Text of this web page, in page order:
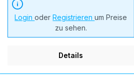
LoginoderRegistrierenum Preise
zu sehen.
Details